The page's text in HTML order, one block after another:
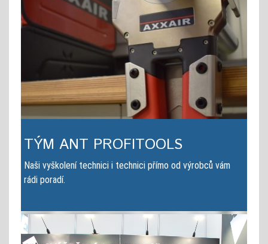
TÝM ANT PROFITOOLS
Naši vyškolení technici i technici přímo od výrobců vám
rádi poradí.